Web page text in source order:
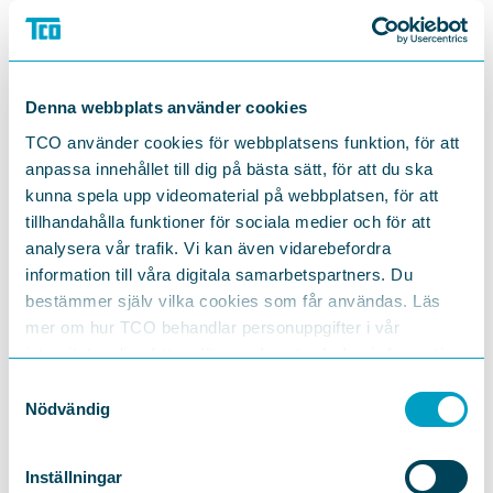
Denna webbplats använder cookies
TCO använder cookies för webbplatsens funktion, för att
anpassa innehållet till dig på bästa sätt, för att du ska
kunna spela upp videomaterial på webbplatsen, för att
tillhandahålla funktioner för sociala medier och för att
analysera vår trafik. Vi kan även vidarebefordra
information till våra digitala samarbetspartners. Du
bestämmer själv vilka cookies som får användas. Läs
mer om hur TCO behandlar personuppgifter i vår
integritetspolicyhttps://tco.se/om-tco/gdpr-information
Nödvändig
Inställningar
Vi lever i tider då parternas ansvarstagande har
avgörande betydelse för individers trygghet, företag och
och landet Sverige att utvecklas med kunskap och
kompetens. Se till att politiken inte urholkar det
ansvarstagandet genom snabba men ineffektiva
lösningar – på problem som inte finns.
Therese Svanström, ordförande TCO
Läs artikeln på Aftonbladet.se